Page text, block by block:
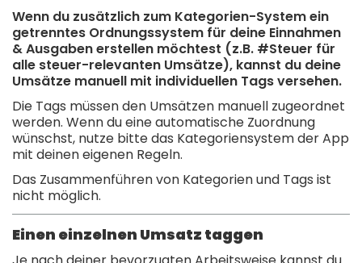
Wenn du zusätzlich zum Kategorien-System ein
getrenntes Ordnungssystem für deine Einnahmen
& Ausgaben erstellen möchtest (z.B. #Steuer für
alle steuer-relevanten Umsätze), kannst du deine
Umsätze manuell mit individuellen Tags versehen.
Die Tags müssen den Umsätzen manuell zugeordnet
werden. Wenn du eine automatische Zuordnung
wünschst, nutze bitte das Kategoriensystem der App
mit deinen eigenen Regeln.
Das Zusammenführen von Kategorien und Tags ist
nicht möglich.
Einen einzelnen Umsatz taggen